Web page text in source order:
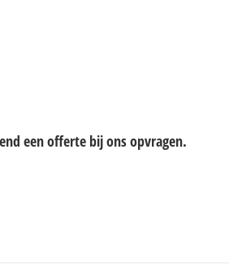
een offerte bij ons opvragen.